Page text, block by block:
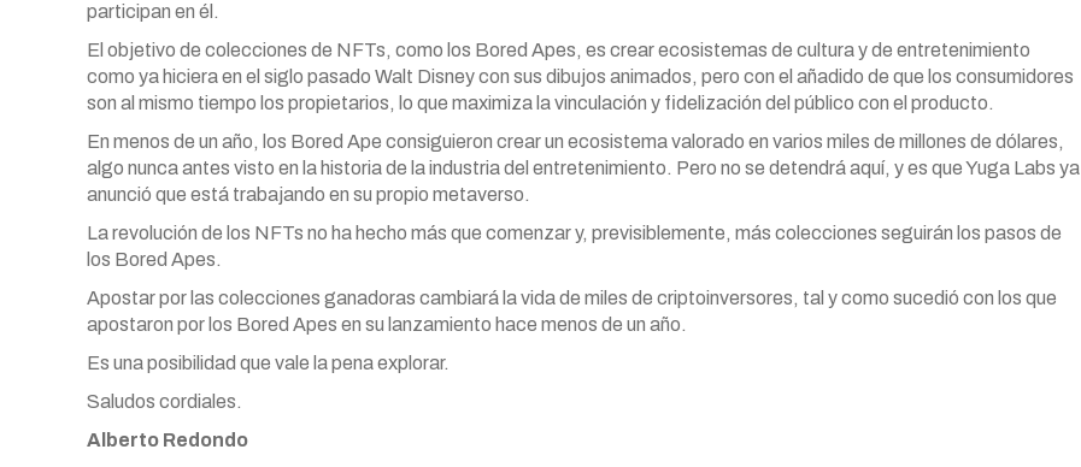
participan en él.
El objetivo de colecciones de NFTs, como los Bored Apes, es crear ecosistemas de cultura y de entretenimiento
como ya hiciera en el siglo pasado Walt Disney con sus dibujos animados, pero con el añadido de que los consumidores
son al mismo tiempo los propietarios, lo que maximiza la vinculación y fidelización del público con el producto.
En menos de un año, los Bored Ape consiguieron crear un ecosistema valorado en varios miles de millones de dólares,
algo nunca antes visto en la historia de la industria del entretenimiento. Pero no se detendrá aquí, y es que Yuga Labs ya
anunció que está trabajando en su propio metaverso.
La revolución de los NFTs no ha hecho más que comenzar y, previsiblemente, más colecciones seguirán los pasos de
los Bored Apes.
Apostar por las colecciones ganadoras cambiará la vida de miles de criptoinversores, tal y como sucedió con los que
apostaron por los Bored Apes en su lanzamiento hace menos de un año.
Es una posibilidad que vale la pena explorar.
Saludos cordiales.
Alberto Redondo